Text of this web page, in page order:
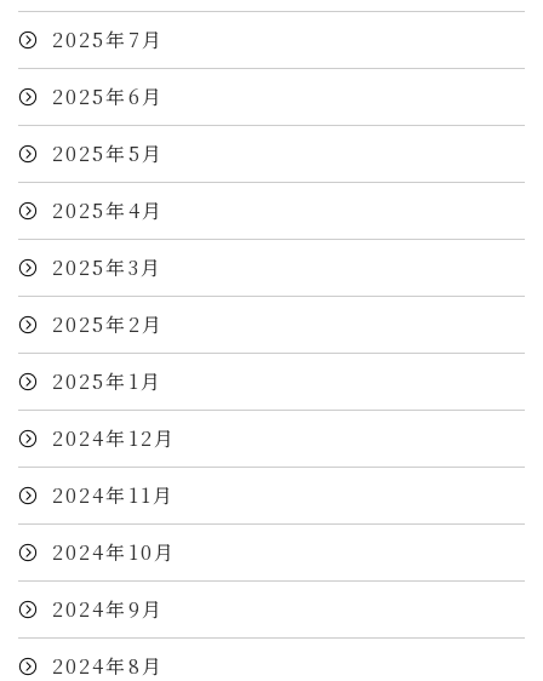
2025年7月
2025年6月
2025年5月
2025年4月
2025年3月
2025年2月
2025年1月
2024年12月
2024年11月
2024年10月
2024年9月
2024年8月